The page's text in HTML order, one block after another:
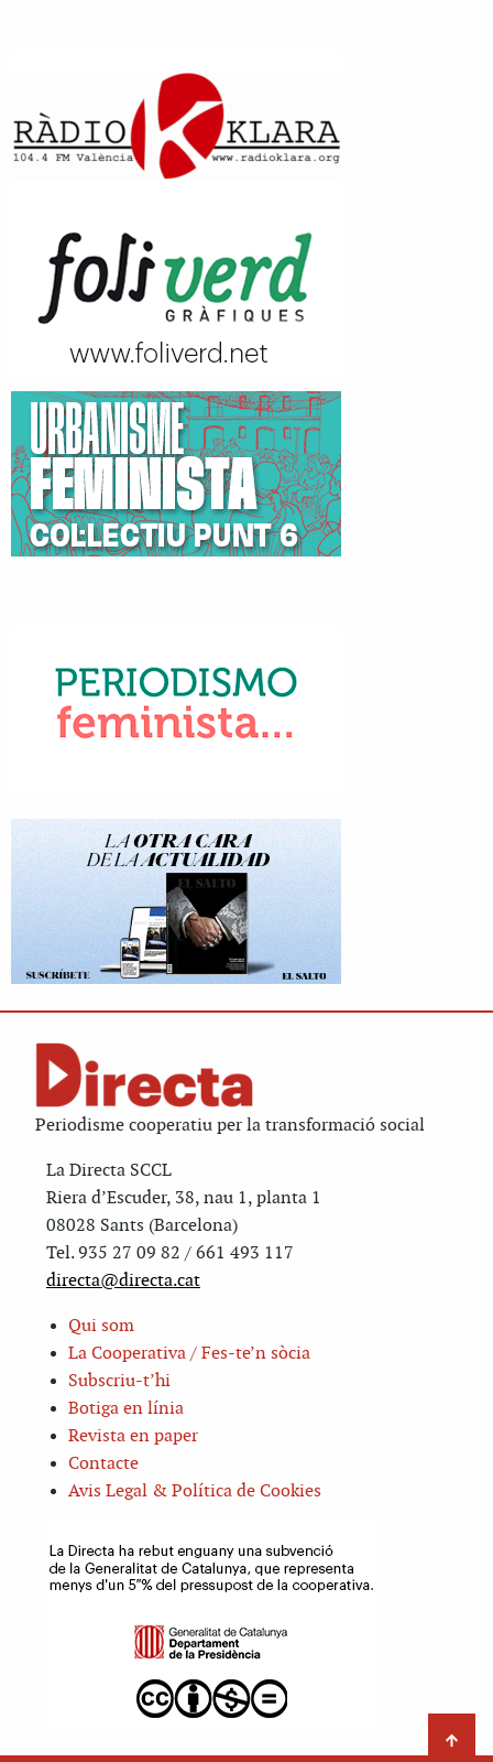
Periodisme cooperatiu per la transformació social
La Directa SCCL
Riera d’Escuder, 38, nau 1, planta 1
08028 Sants (Barcelona)
Tel. 935 27 09 82 / 661 493 117
directa@directa.cat
Qui som
La Cooperativa / Fes-te’n sòcia
Subscriu-t’hi
Botiga en línia
Revista en paper
Contacte
Avis Legal & Política de Cookies